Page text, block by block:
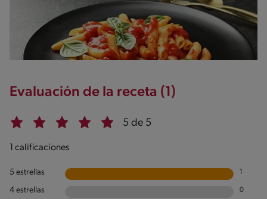
Evaluación de la receta (1)
5 de 5
1 calificaciones
5 estrellas
4 estrellas 0